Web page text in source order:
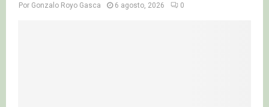
Por Gonzalo Royo Gasca 6 agosto, 2026 0